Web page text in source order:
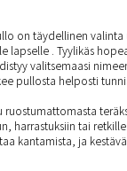
on täydellinen valinta
lapselle . Tyylikäs
valitsemaasi
pullosta helposti
harrastuksiin tai
kantamista, ja